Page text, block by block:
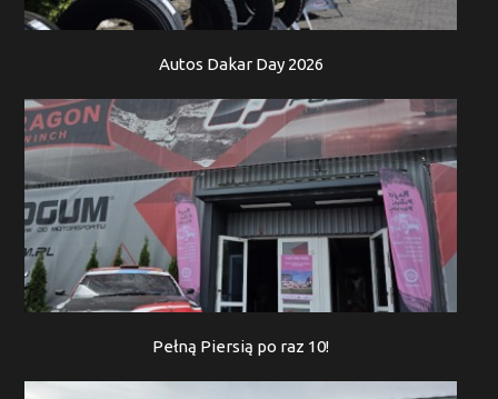
Autos Dakar Day 2026
Pełną Piersią po raz 10!